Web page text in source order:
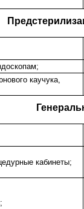
каучука,
кабинеты;